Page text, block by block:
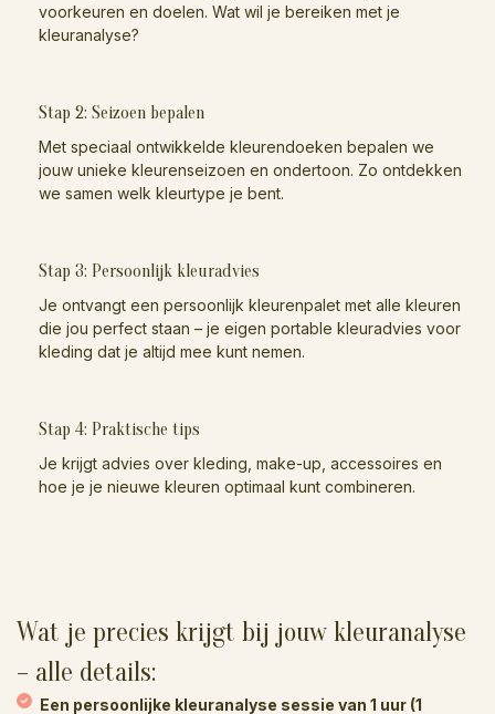
voorkeuren en doelen. Wat wil je bereiken met je
kleuranalyse?
Stap 2: Seizoen bepalen
Met speciaal ontwikkelde kleurendoeken bepalen we
jouw unieke kleurenseizoen en ondertoon. Zo ontdekken
we samen welk kleurtype je bent.
Stap 3: Persoonlijk kleuradvies
Je ontvangt een persoonlijk kleurenpalet met alle kleuren
die jou perfect staan – je eigen portable kleuradvies voor
kleding dat je altijd mee kunt nemen.
Stap 4: Praktische tips
Je krijgt advies over kleding, make-up, accessoires en
hoe je je nieuwe kleuren optimaal kunt combineren.
Wat je precies krijgt bij jouw kleuranalyse
– alle details:
Een persoonlijke kleuranalyse sessie van 1 uur (1